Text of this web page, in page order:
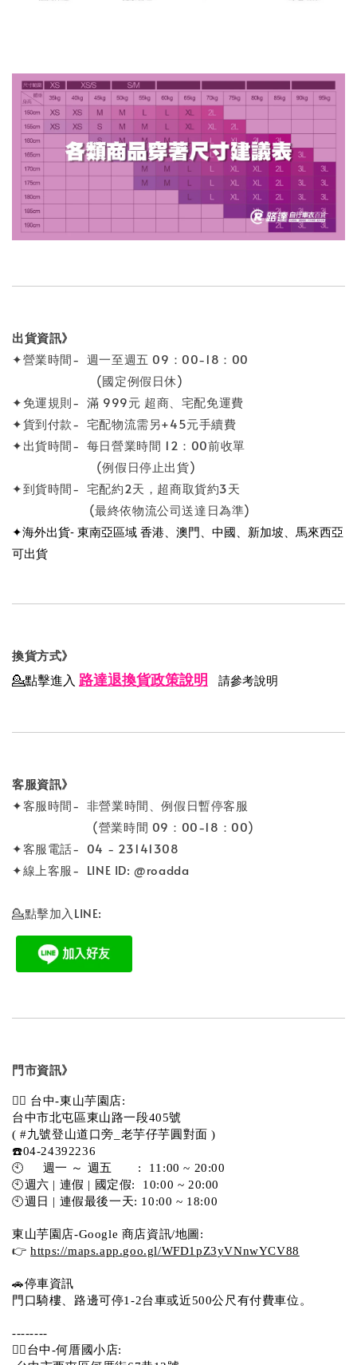
出貨資訊》
✦營業時間- 週一至週五 09：00-18：00
(國定例假日休)
✦免運規則- 滿 999元 超商、宅配免運費
✦貨到付款- 宅配物流需另+45元手續費
✦出貨時間- 每日營業時間 12：00前收單
(例假日停止出貨)
✦到貨時間- 宅配約2天，超商取貨約3天
(最終依物流公司送達日為準)
✦海外出貨- 東南亞區域 香港、澳門、中國、新加坡、馬來西亞
可出貨
換貨方式》
💁點擊進入 路達退換貨政策說明 請參考說明
客服資訊》
✦客服時間- 非營業時間、例假日暫停客服
(營業時間 09：00-18：00)
✦客服電話- 04 - 23141308
✦線上客服- LINE ID: @roadda
💁點擊加入LINE:
門市資訊》
💁‍♀️ 台中-東山芋園店:
台中市北屯區東山路一段405號
( #九號登山道口旁_老芋仔芋圓對面 )
☎️04-24392236
🕙     週一 ～ 週五       :  11:00 ~ 20:00
🕙週六 | 連假 | 國定假:  10:00 ~ 20:00
🕙週日 | 連假最後一天: 10:00 ~ 18:00
東山芋園店-Google 商店資訊/地圖:
👉 https://maps.app.goo.gl/WFD1pZ3yVNnwYCV88
🚗停車資訊
門口騎樓、路邊可停1-2台車或近500公尺有付費車位。
--------
💁‍♀️台中-何厝國小店: